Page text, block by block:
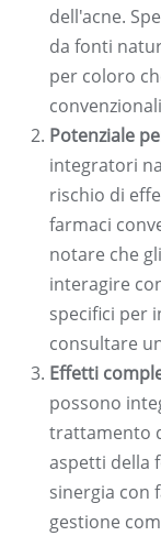
dell'acne.
​​da fonti
per coloro
Potenziale
integratori
rischio di
farmaci
notare che
interagire
specifici per
consultare
Effetti
possono
trattamento
aspetti della
sinergia con
gestione